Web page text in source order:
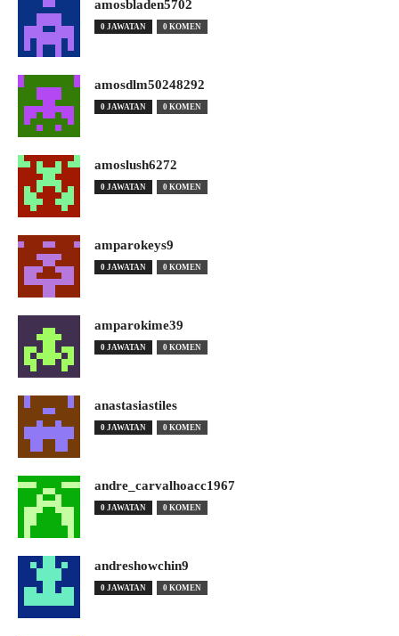
amosbladen5702
0 JAWATAN 0 KOMEN
amosdlm50248292
0 JAWATAN 0 KOMEN
amoslush6272
0 JAWATAN 0 KOMEN
amparokeys9
0 JAWATAN 0 KOMEN
amparokime39
0 JAWATAN 0 KOMEN
anastasiastiles
0 JAWATAN 0 KOMEN
andre_carvalhoacc1967
0 JAWATAN 0 KOMEN
andreshowchin9
0 JAWATAN 0 KOMEN